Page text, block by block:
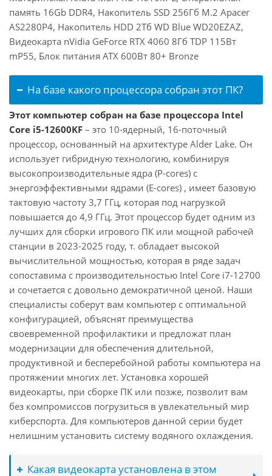
память 16Gb DDR4, Накопитель SSD 256Гб M.2 Apacer
AS2280P4, Накопитель HDD 2Тб WD Blue WD20EZAZ,
Видеокарта nVidia GeForce RTX 4060 8Гб TDP 115Вт
mP55, Блок питания ATX 600Вт 80+ Bronze
На базе какого процессора собран этот ПК?
Этот компьютер собран на базе процессора Intel
Core i5-12600KF – это 10-ядерный, 16-поточный
процессор, основанный на архитектуре Alder Lake. Он
использует гибридную технологию, комбинируя
высокопроизводительные ядра (P-cores) с
энергоэффективными ядрами (E-cores) , имеет базовую
тактовую частоту 3,7 ГГц, которая под нагрузкой
повышается до 4,9 ГГц. Этот процессор будет одним из
лучших для сборки игрового ПК или мощной рабочей
станции в 2023-2025 году, т. обладает высокой
вычислительной мощностью, которая в ряде задач
сопоставима с производительностью Intel Core i7-12700
и сочетается с довольно демократичной ценой. Наши
специалисты соберут вам компьютер с оптимальной
конфигурацией, объяснят преимущества
своевременной профилактики и предложат план
модернизации для обеспечения длительной,
продуктивной и бесперебойной работы компьютера на
протяжении многих лет. Установка хорошей
видеокарты, при сборке ПК или позже, позволит вам
без компромиссов погрузиться в увлекательный мир
киберспорта. Для компьютеров данной серии будет
нелишним установить систему водяного охлаждения.
Какая видеокарта установлена в этом